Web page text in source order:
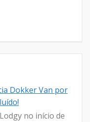
Dokker Van por
no início de